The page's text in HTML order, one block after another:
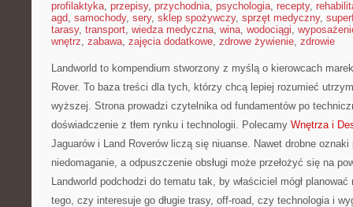
profilaktyka, przepisy, przychodnia, psychologia, recepty,
agd, samochody, sery, sklep spożywczy, sprzęt medyczny,
tarasy, transport, wiedza medyczna, wina, wodociągi,
wnętrz, zabawa, zajęcia dodatkowe, zdrowe żywienie, zdrowie
Landworld to kompendium stworzony z myślą o kierowcach
Rover. To baza treści dla tych, którzy chcą lepiej rozumieć
wyższej. Strona prowadzi czytelnika od fundamentów po
doświadczenie z tłem rynku i technologii. Polecamy Wnętrza i
Jaguarów i Land Roverów liczą się niuanse. Nawet drobne
niedomaganie, a odpuszczenie obsługi może przełożyć się na
Landworld podchodzi do tematu tak, by właściciel mógł
tego, czy interesuje go długie trasy, off-road, czy technologia i